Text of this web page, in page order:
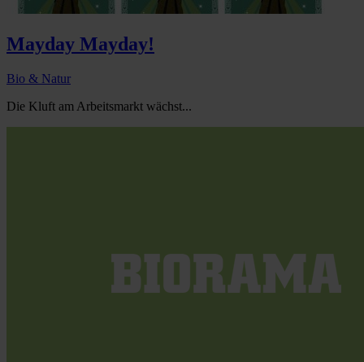
Mayday Mayday!
Bio & Natur
Die Kluft am Arbeitsmarkt wächst...